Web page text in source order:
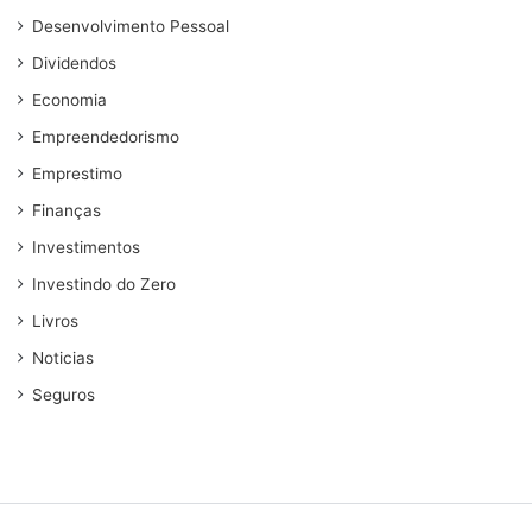
Desenvolvimento Pessoal
Dividendos
Economia
Empreendedorismo
Emprestimo
Finanças
Investimentos
Investindo do Zero
Livros
Noticias
Seguros